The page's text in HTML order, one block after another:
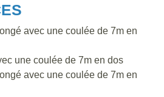
avec une coulée de 7m en
une coulée de 7m en dos
avec une coulée de 7m en